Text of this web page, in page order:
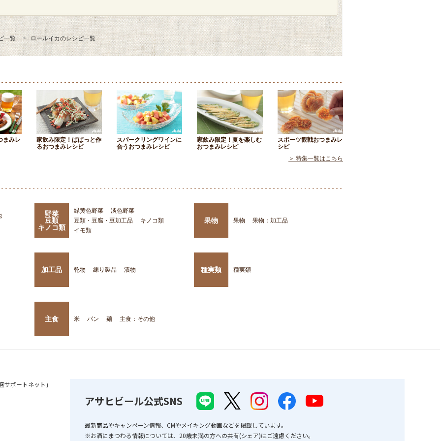
一覧 ロールイカのレシピ一覧
まみレ
家飲み限定！ぱぱっと作
るおつまみレシピ
スパークリングワインに
合うおつまみレシピ
家飲み限定！夏を楽しむ
おつまみレシピ
スポーツ観戦おつまみレ
シピ
＞ 特集一覧はこちら
野菜
豆類
キノコ類
緑黄色野菜
淡色野菜
豆類・豆腐・豆加工品
キノコ類
イモ類
果物 果物 果物：加工品
加工品 乾物 練り製品 漬物 種実類 種実類
主食 米 パン 麺 主食：その他
ポートネット」
アサヒビール公式SNS
最新商品やキャンペーン情報、CMやメイキング動画などを掲載しています。
※お酒にまつわる情報については、20歳未満の方への共有(シェア)はご遠慮ください。